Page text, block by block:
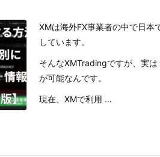
XMは海外FX事業者の中で日
しています。
そんなXMTradingですが、実
が可能なんです。
現在、XMで利用 ...